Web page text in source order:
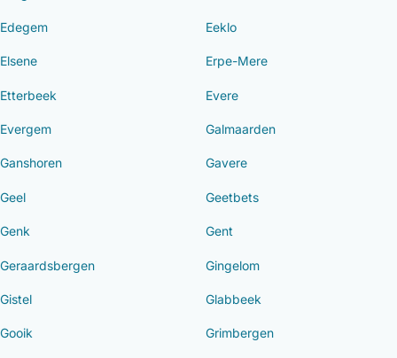
Edegem Eeklo
Elsene Erpe-Mere
Etterbeek Evere
Evergem Galmaarden
Ganshoren Gavere
Geel Geetbets
Genk Gent
Geraardsbergen Gingelom
Gistel Glabbeek
Gooik Grimbergen